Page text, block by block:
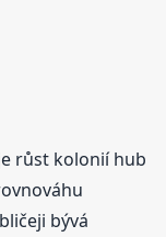
růst kolonií hub
bývá